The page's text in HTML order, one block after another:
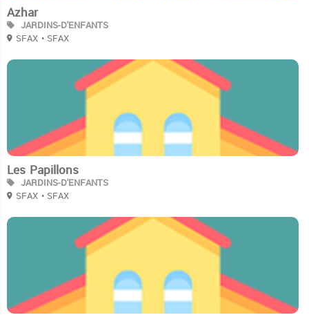
Azhar
JARDINS-D'ENFANTS
SFAX • SFAX
Les Papillons
JARDINS-D'ENFANTS
SFAX • SFAX